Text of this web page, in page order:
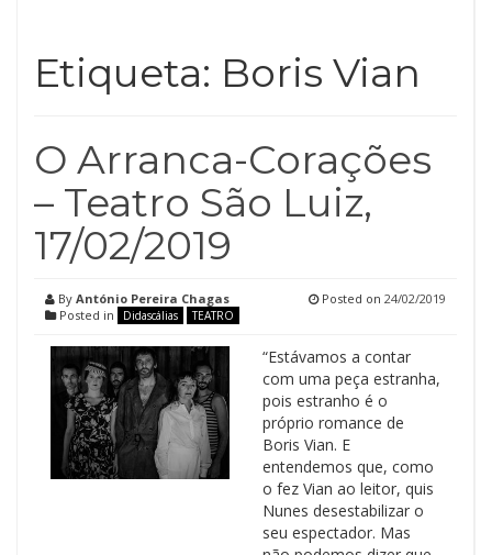
Etiqueta: Boris Vian
O Arranca-Corações
– Teatro São Luiz,
17/02/2019
By António Pereira Chagas
Posted in
Didascálias TEATRO
Posted on 24/02/2019
“Estávamos a contar
com uma peça estranha,
pois estranho é o
próprio romance de
Boris Vian. E
entendemos que, como
o fez Vian ao leitor, quis
Nunes desestabilizar o
seu espectador. Mas